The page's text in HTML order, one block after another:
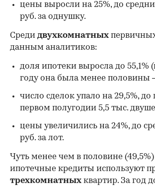
цены выросли на 25%, до
руб. за однушку.
Среди двухкомнатных
данным аналитиков:
доля ипотеки выросла до 55,1%
году она была менее половины
число сделок упало на 29,5%,
первом полугодии 5,5 тыс.
цены увеличились на 24%, до
руб. за лот.
Чуть менее чем в половине (49,5%)
ипотечные кредиты используют
трехкомнатных квартир. За год